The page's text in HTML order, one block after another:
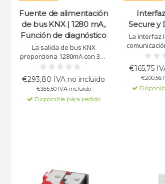
Fuente de alimentación
de bus KNX | 1280 mA,
Función de diagnóstico
La salida de bus KNX
proporciona 1280mA con 30V
DC, incluyendo una bobina
para la línea de bus y una
salida adicional sin bobina.
Función de diagnóstico para
monitorear tensión, corriente
€293,80 IVA no incluido
€355,50 IVA incluido
Disponible para pedido
Secure y
La interfaz
través de
Soporta KNX
Secure.
KNX.
€165,75
€200,56